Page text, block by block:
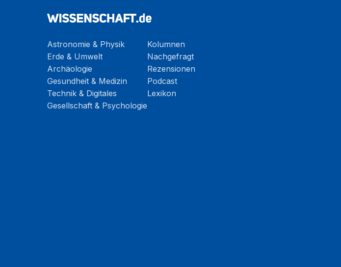
Astronomie & Physik
Erde & Umwelt
Archäologie
Gesundheit & Medizin
Technik & Digitales
Gesellschaft & Psychologie
Kolumnen
Nachgefragt
Rezensionen
Podcast
Lexikon